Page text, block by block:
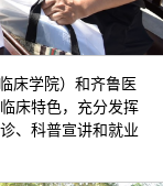
床学院）和齐鲁医
床特色，充分发挥
、科普宣讲和就业